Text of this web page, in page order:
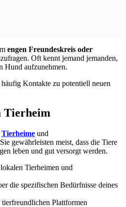
engen Freundeskreis oder
Oft kennt jemand jemanden,
Hund aufzunehmen.
Kontakte zu potentiell neuen
Tierheim
Tierheime und
gewährleisten meist, dass die Tiere
leben und gut versorgt werden.
Tierheimen und
die spezifischen Bedürfnisse deines
Plattformen